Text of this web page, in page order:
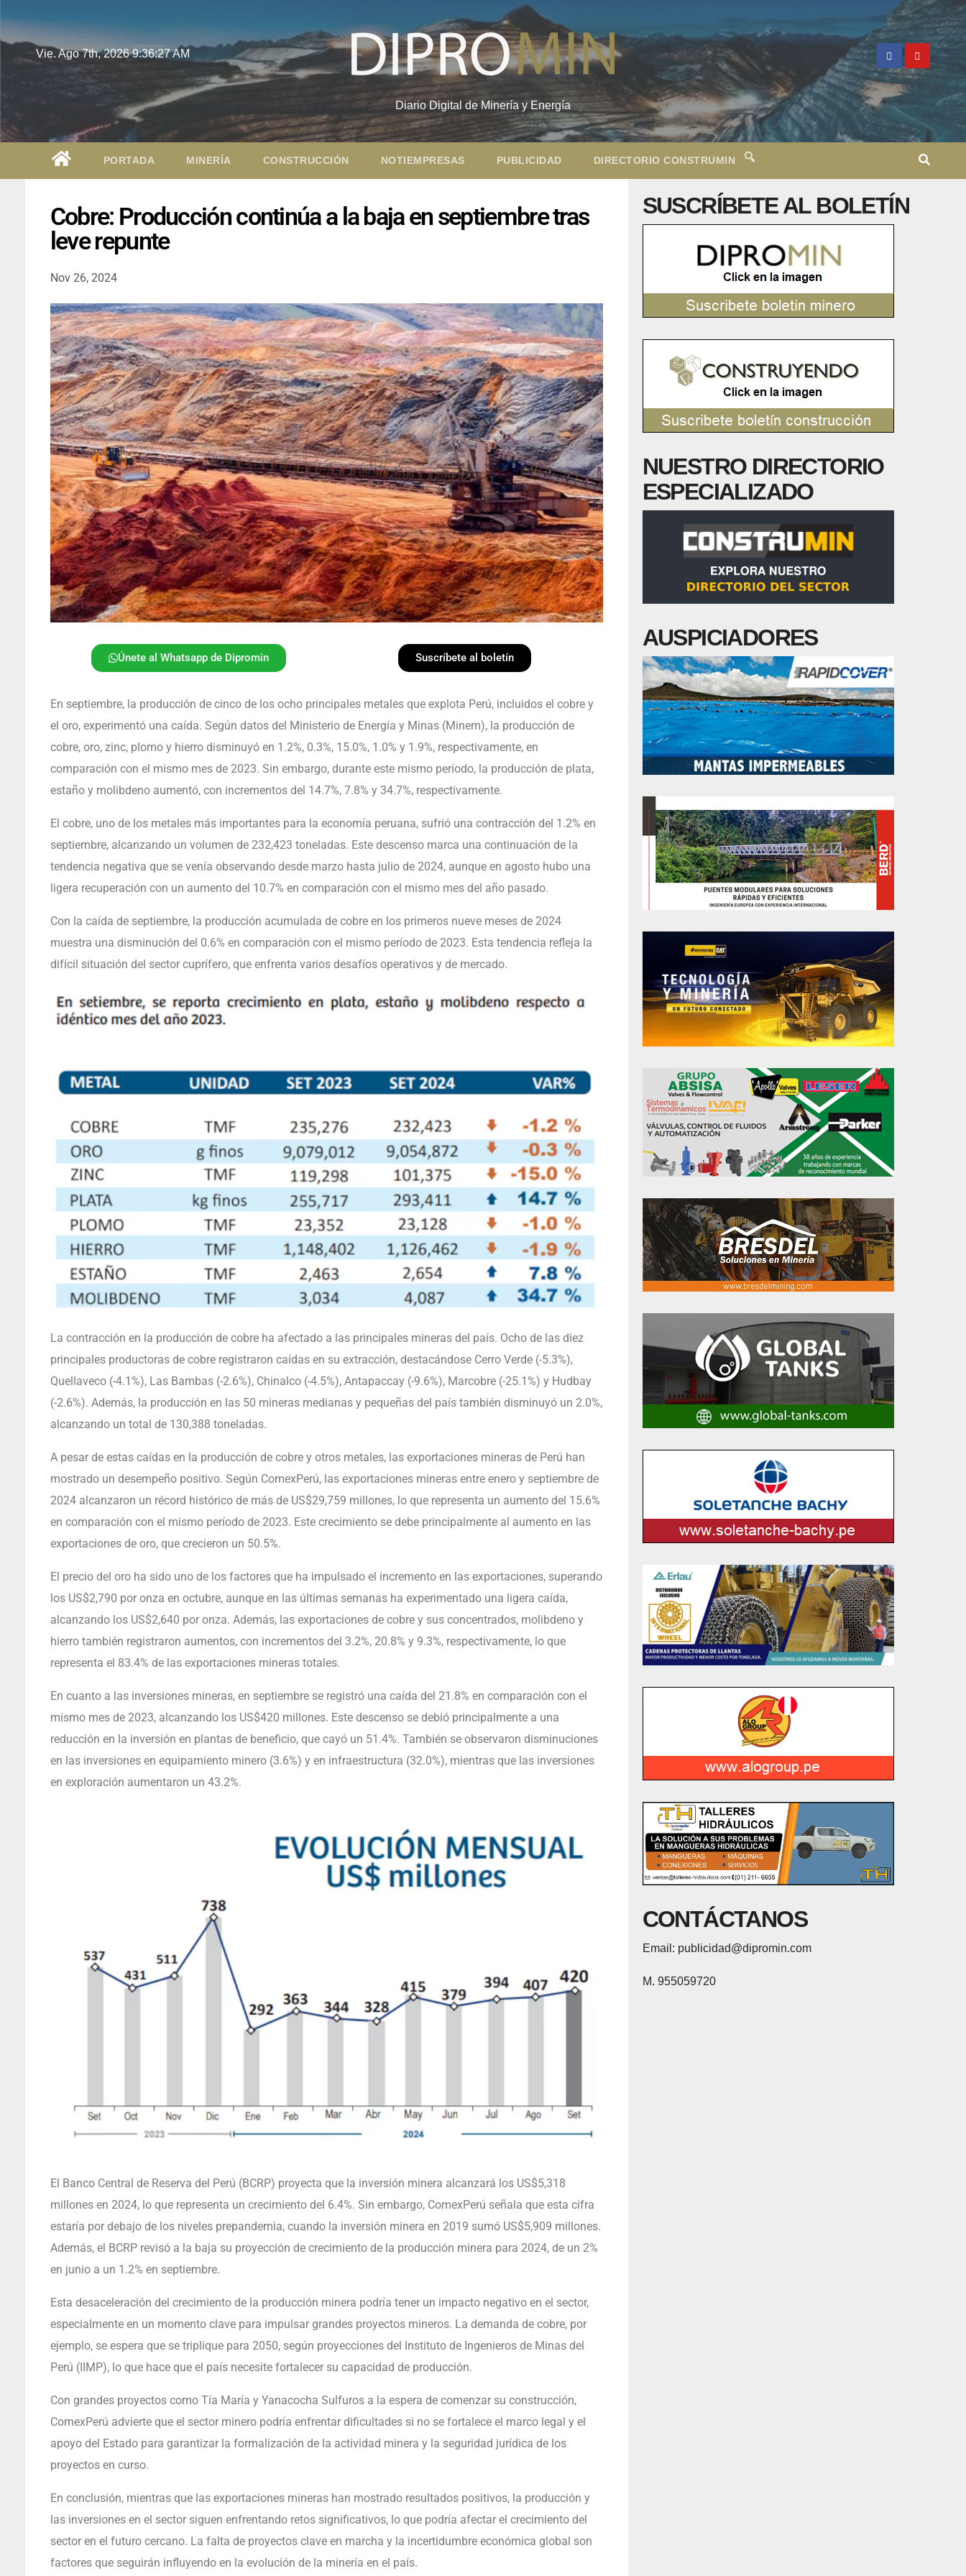
Vie. Ago 7th, 20269:36:29 AM
Diario Digital de Minería y Energía
PORTADA MINERÍA CONSTRUCCIÓN NOTIEMPRESAS PUBLICIDAD DIRECTORIO CONSTRUMIN
Cobre: Producción continúa a la baja en septiembre tras
leve repunte
Nov 26, 2024
Únete al Whatsapp de Dipromin Suscríbete al boletín
En septiembre, la producción de cinco de los ocho principales metales que explota Perú, incluidos el cobre y
el oro, experimentó una caída. Según datos del Ministerio de Energía y Minas (Minem), la producción de
cobre, oro, zinc, plomo y hierro disminuyó en 1.2%, 0.3%, 15.0%, 1.0% y 1.9%, respectivamente, en
comparación con el mismo mes de 2023. Sin embargo, durante este mismo período, la producción de plata,
estaño y molibdeno aumentó, con incrementos del 14.7%, 7.8% y 34.7%, respectivamente.
El cobre, uno de los metales más importantes para la economía peruana, sufrió una contracción del 1.2% en
septiembre, alcanzando un volumen de 232,423 toneladas. Este descenso marca una continuación de la
tendencia negativa que se venía observando desde marzo hasta julio de 2024, aunque en agosto hubo una
ligera recuperación con un aumento del 10.7% en comparación con el mismo mes del año pasado.
Con la caída de septiembre, la producción acumulada de cobre en los primeros nueve meses de 2024
muestra una disminución del 0.6% en comparación con el mismo período de 2023. Esta tendencia refleja la
difícil situación del sector cuprífero, que enfrenta varios desafíos operativos y de mercado.
La contracción en la producción de cobre ha afectado a las principales mineras del país. Ocho de las diez
principales productoras de cobre registraron caídas en su extracción, destacándose Cerro Verde (-5.3%),
Quellaveco (-4.1%), Las Bambas (-2.6%), Chinalco (-4.5%), Antapaccay (-9.6%), Marcobre (-25.1%) y Hudbay
(-2.6%). Además, la producción en las 50 mineras medianas y pequeñas del país también disminuyó un 2.0%,
alcanzando un total de 130,388 toneladas.
A pesar de estas caídas en la producción de cobre y otros metales, las exportaciones mineras de Perú han
mostrado un desempeño positivo. Según ComexPerú, las exportaciones mineras entre enero y septiembre de
2024 alcanzaron un récord histórico de más de US$29,759 millones, lo que representa un aumento del 15.6%
en comparación con el mismo período de 2023. Este crecimiento se debe principalmente al aumento en las
exportaciones de oro, que crecieron un 50.5%.
El precio del oro ha sido uno de los factores que ha impulsado el incremento en las exportaciones, superando
los US$2,790 por onza en octubre, aunque en las últimas semanas ha experimentado una ligera caída,
alcanzando los US$2,640 por onza. Además, las exportaciones de cobre y sus concentrados, molibdeno y
hierro también registraron aumentos, con incrementos del 3.2%, 20.8% y 9.3%, respectivamente, lo que
representa el 83.4% de las exportaciones mineras totales.
En cuanto a las inversiones mineras, en septiembre se registró una caída del 21.8% en comparación con el
mismo mes de 2023, alcanzando los US$420 millones. Este descenso se debió principalmente a una
reducción en la inversión en plantas de beneficio, que cayó un 51.4%. También se observaron disminuciones
en las inversiones en equipamiento minero (3.6%) y en infraestructura (32.0%), mientras que las inversiones
en exploración aumentaron un 43.2%.
El Banco Central de Reserva del Perú (BCRP) proyecta que la inversión minera alcanzará los US$5,318
millones en 2024, lo que representa un crecimiento del 6.4%. Sin embargo, ComexPerú señala que esta cifra
estaría por debajo de los niveles prepandemia, cuando la inversión minera en 2019 sumó US$5,909 millones.
Además, el BCRP revisó a la baja su proyección de crecimiento de la producción minera para 2024, de un 2%
en junio a un 1.2% en septiembre.
Esta desaceleración del crecimiento de la producción minera podría tener un impacto negativo en el sector,
especialmente en un momento clave para impulsar grandes proyectos mineros. La demanda de cobre, por
ejemplo, se espera que se triplique para 2050, según proyecciones del Instituto de Ingenieros de Minas del
Perú (IIMP), lo que hace que el país necesite fortalecer su capacidad de producción.
Con grandes proyectos como Tía María y Yanacocha Sulfuros a la espera de comenzar su construcción,
ComexPerú advierte que el sector minero podría enfrentar dificultades si no se fortalece el marco legal y el
apoyo del Estado para garantizar la formalización de la actividad minera y la seguridad jurídica de los
proyectos en curso.
En conclusión, mientras que las exportaciones mineras han mostrado resultados positivos, la producción y
las inversiones en el sector siguen enfrentando retos significativos, lo que podría afectar el crecimiento del
sector en el futuro cercano. La falta de proyectos clave en marcha y la incertidumbre económica global son
factores que seguirán influyendo en la evolución de la minería en el país.
SUSCRÍBETE AL BOLETÍN
NUESTRO DIRECTORIO
ESPECIALIZADO
AUSPICIADORES
CONTÁCTANOS
Email: publicidad@dipromin.com
M. 955059720